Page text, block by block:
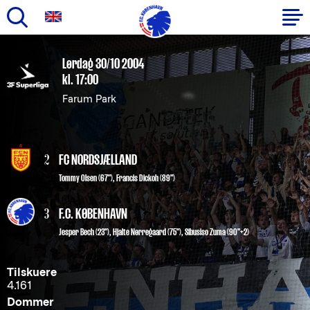
hovedindhold
Primær
navigation
Lørdag 30/10 2004
kl. 17:00
Farum Park
2 FC NORDSJÆLLAND
Tommy Olsen (67"),Francis Dickoh (89")
3 F.C. KØBENHAVN
Jesper Bech(23"),Hjalte Nørregaard(75"),Sibusiso Zuma(90"+2)
Tilskuere
4.161
Dommer